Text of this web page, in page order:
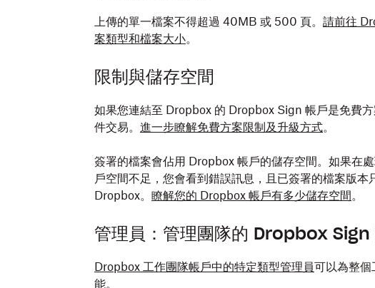
上傳的單一檔案不得超過 40MB 或 500 頁。 請前往
案類型和檔案大小。
限制與儲存空間
如果您連結至 Dropbox 的 Dropbox Sign 帳戶是免費
件交易。 進一步瞭解免費方案限制及升級方式。
簽署的檔案會佔用 Dropbox 帳戶的儲存空間。如果在
戶空間不足，您會看到錯誤訊息，且已簽署的檔案版
Dropbox。 瞭解您的 Dropbox 帳戶有多少儲存空間。
管理員：管理團隊的 Dropbox Sign
Dropbox 工作團隊帳戶中的特定類型管理員可以為整
能。